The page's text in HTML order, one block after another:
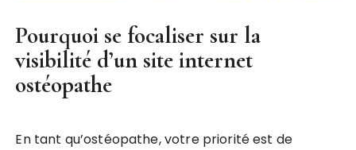
Pourquoi se focaliser sur la
visibilité d’un site internet
ostéopathe
En tant qu’ostéopathe, votre priorité est de